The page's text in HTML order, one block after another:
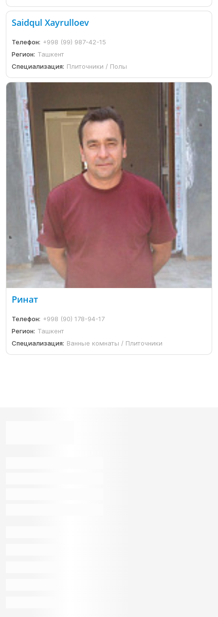
Saidqul Xayrulloev
Телефон: +998 (99) 987-42-15
Регион: Ташкент
Специализация: Плиточники / Полы
Ринат
Телефон: +998 (90) 178-94-17
Регион: Ташкент
Специализация: Ванные комнаты / Плиточники